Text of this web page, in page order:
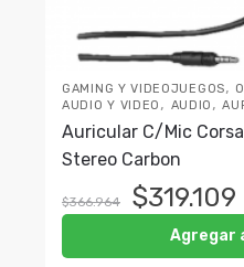
GAMING Y VIDEOJUEGOS,
AUDIO Y VIDEO , AUDIO ,
Auricular C/Mic
Stereo Carbon
$366.964 $319.109
Agregar